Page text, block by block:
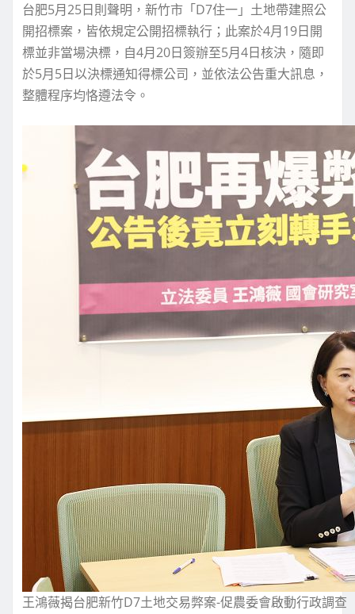
台肥5月25日則聲明，新竹市「D7住一」土地帶建照公
開招標案，皆依規定公開招標執行；此案於4月19日開
標並非當場決標，自4月20日簽辦至5月4日核決，隨即
於5月5日以決標通知得標公司，並依法公告重大訊息，
整體程序均恪遵法令。
王鴻薇揭台肥新竹D7土地交易弊案-促農委會啟動行政調查